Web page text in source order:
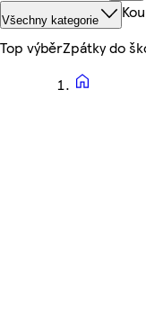
Všechny kategorie
Top výběrZpátky do